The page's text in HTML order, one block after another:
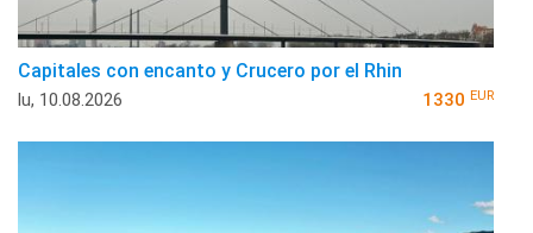
Capitales con encanto y Crucero por el Rhin
lu, 10.08.2026 1330 EUR